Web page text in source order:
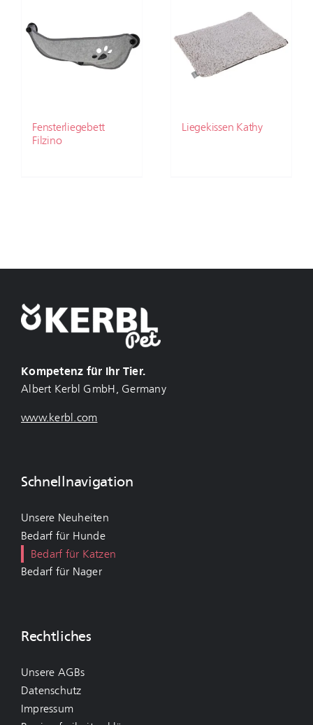
Fensterliegebett
Filzino
Liegekissen Kathy
Kompetenz für Ihr Tier.
Albert Kerbl GmbH, Germany
www.kerbl.com
Schnellnavigation
Unsere Neuheiten
Bedarf für Hunde
Bedarf für Katzen
Bedarf für Nager
Rechtliches
Unsere AGBs
Datenschutz
Impressum